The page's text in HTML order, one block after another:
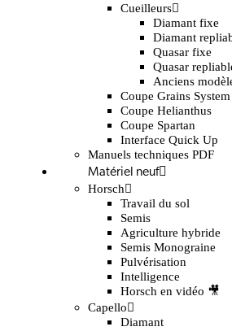
Cueilleurs
Diamant fixe
Diamant
Quasar fixe
Quasar
Anciens
Coupe Grains System
Coupe Helianthus
Coupe Spartan
Interface Quick Up
Manuels techniques PDF
Matériel neuf
Horsch
Travail du sol
Semis
Agriculture hybride
Semis Monograine
Pulvérisation
Intelligence
Horsch en vidéo 🎥
Capello
Diamant